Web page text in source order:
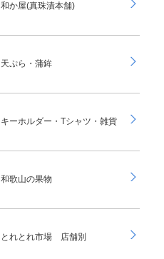
和か屋(真珠漬本舗)
天ぷら・蒲鉾
キーホルダー・Tシャツ・雑貨
和歌山の果物
とれとれ市場 店舗別